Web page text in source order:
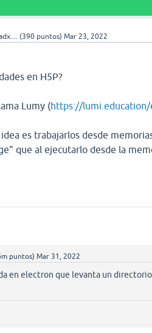
(390 puntos) Mar 23, 2022
en H5P?
Lumy (https://lumi.education/
es trabajarlos desde
que al ejecutarlo desde la
puntos) Mar 31, 2022
en electron que levanta un